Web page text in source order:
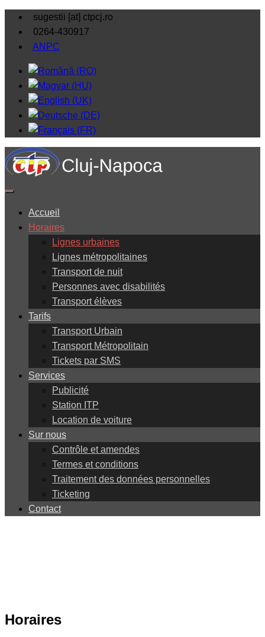
sugestii [at] ctpcj.ro
0264-430917
ANPC
Accueil
Horaires
Lignes urbaines
Lignes métropolitaines
Transport de nuit
Personnes avec disabilités
Transport élèves
Tarifs
Transport Urbain
Transport Métropolitain
Tickets par SMS
Services
Publicité
Station ITP
Location de voiture
Sur nous
Contrôle et amendes
Termes et conditions
Traitement des données personnelles
Ticketing
Contact
Horaires